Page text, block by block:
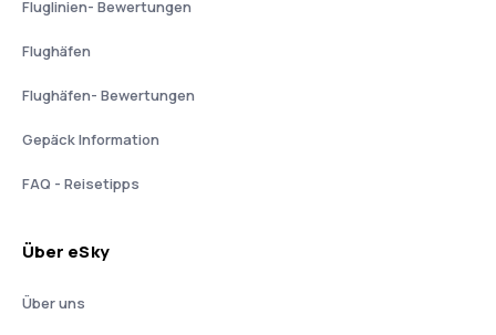
Fluglinien- Bewertungen
Flughäfen
Flughäfen- Bewertungen
Gepäck Information
FAQ - Reisetipps
Über eSky
Über uns